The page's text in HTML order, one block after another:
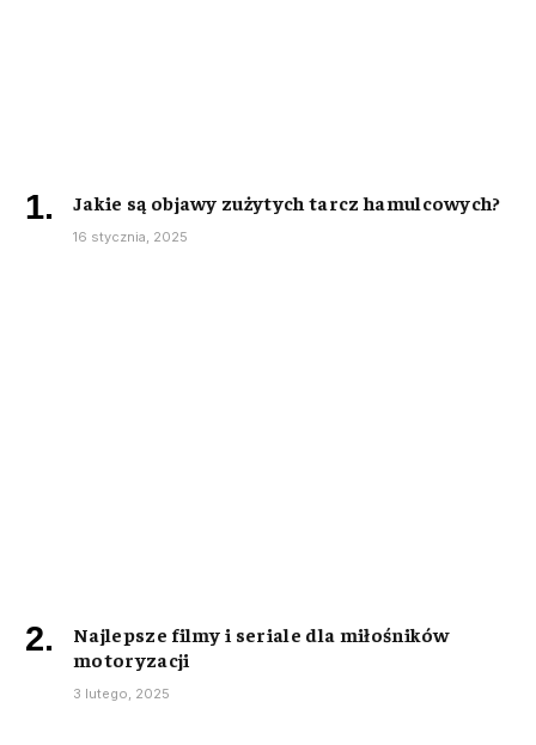
Jakie są objawy zużytych tarcz hamulcowych?
16 stycznia, 2025
Najlepsze filmy i seriale dla miłośników
motoryzacji
3 lutego, 2025